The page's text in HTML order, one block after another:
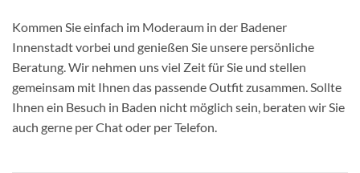
Kommen Sie einfach im Moderaum in der Badener
Innenstadt vorbei und genießen Sie unsere persönliche
Beratung. Wir nehmen uns viel Zeit für Sie und stellen
gemeinsam mit Ihnen das passende Outfit zusammen. Sollte
Ihnen ein Besuch in Baden nicht möglich sein, beraten wir Sie
auch gerne per Chat oder per Telefon.